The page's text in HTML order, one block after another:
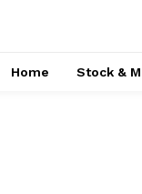
Home Stock &